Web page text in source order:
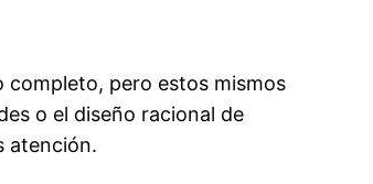
completo, pero estos mismos
o el diseño racional de
atención.